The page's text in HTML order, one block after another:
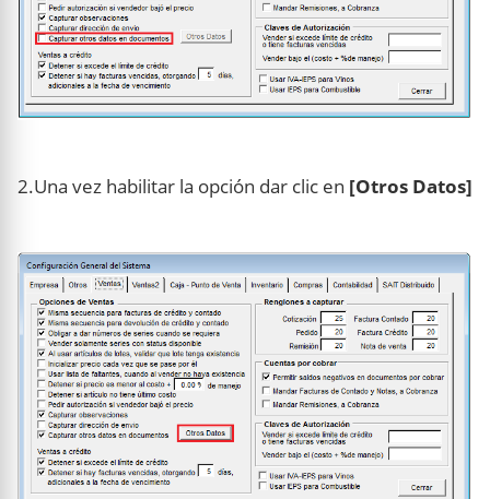
2.Una vez habilitar la opción dar clic en [Otros Datos]